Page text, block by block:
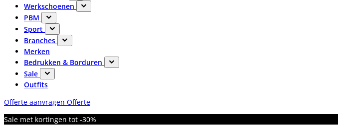
Werkschoenen
PBM
Sport
Branches
Merken
Bedrukken & Borduren
Sale
Outfits
Offerte aanvragen Offerte
Sale met kortingen tot -30%